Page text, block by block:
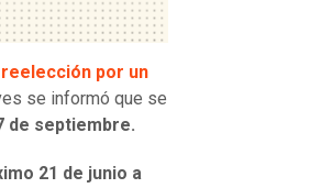
por un
se informó que se
de septiembre.
21 de junio a